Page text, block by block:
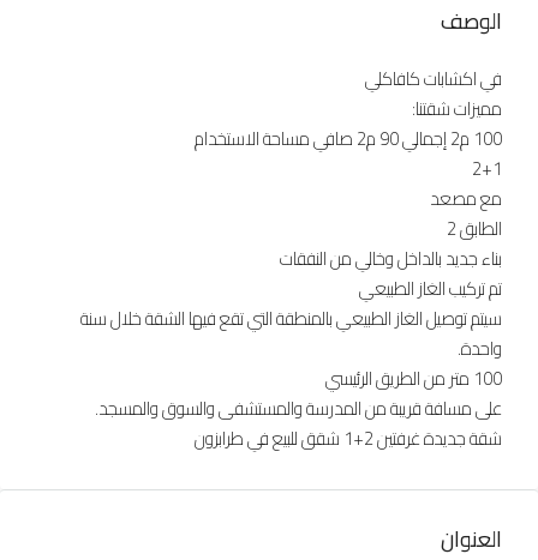
الوصف
في اكشابات كافاكلي
مميزات شقتنا:
100 م2 إجمالي 90 م2 صافي مساحة الاستخدام
2+1
مع مصعد
الطابق 2
بناء جديد بالداخل وخالي من النفقات
تم تركيب الغاز الطبيعي
سيتم توصيل الغاز الطبيعي بالمنطقة التي تقع فيها الشقة خلال سنة
واحدة.
100 متر من الطريق الرئيسي
على مسافة قريبة من المدرسة والمستشفى والسوق والمسجد.
شقة جديدة غرفتين 2+1 شقق للبيع في طرابزون
العنوان